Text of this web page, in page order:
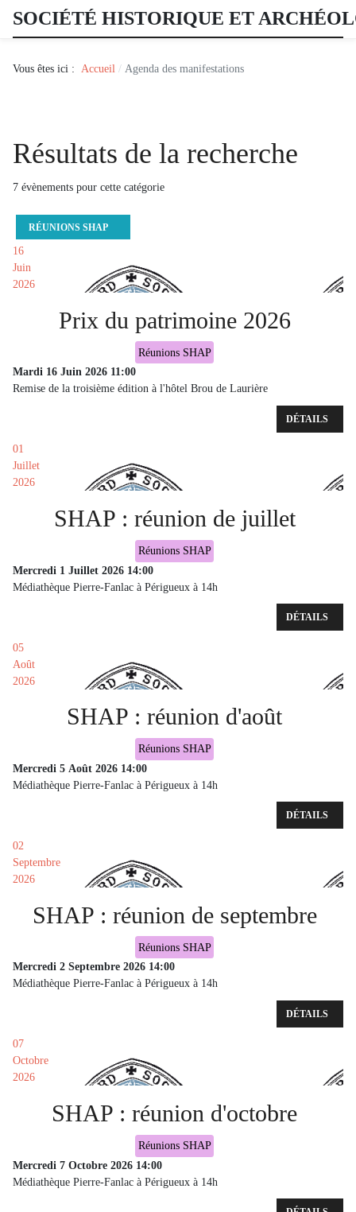
SOCIÉTÉ HISTORIQUE ET
Vous êtes ici : Accueil Agenda des manifestations
Résultats de la recherche
7 évènements pour cette catégorie
RÉUNIONS SHAP
16
Juin
2026
Prix du patrimoine 2026
Réunions SHAP
Mardi 16 Juin 2026 11:00
Remise de la troisième édition à l'hôtel Brou de Laurière
DÉTAILS
01
Juillet
2026
SHAP : réunion de juillet
Réunions SHAP
Mercredi 1 Juillet 2026 14:00
Médiathèque Pierre-Fanlac à Périgueux à 14h
DÉTAILS
05
Août
2026
SHAP : réunion d'août
Réunions SHAP
Mercredi 5 Août 2026 14:00
Médiathèque Pierre-Fanlac à Périgueux à 14h
DÉTAILS
02
Septembre
2026
SHAP : réunion de septembre
Réunions SHAP
Mercredi 2 Septembre 2026 14:00
Médiathèque Pierre-Fanlac à Périgueux à 14h
DÉTAILS
07
Octobre
2026
SHAP : réunion d'octobre
Réunions SHAP
Mercredi 7 Octobre 2026 14:00
Médiathèque Pierre-Fanlac à Périgueux à 14h